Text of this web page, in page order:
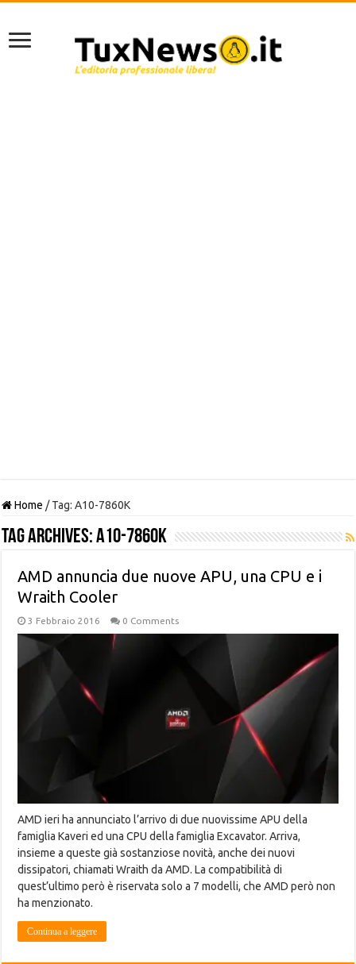
Home / Tag:A10-7860K
Tag Archives:A10-7860K
AMD annuncia due nuove APU, una CPU e i
Wraith Cooler
3 Febbraio 2016 0 Comments
AMD ieri ha annunciato l’arrivo di due nuovissime APU della
famiglia Kaveri ed una CPU della famiglia Excavator. Arriva,
insieme a queste già sostanziose novità, anche dei nuovi
dissipatori, chiamati Wraith da AMD. La compatibilità di
quest’ultimo però è riservata solo a 7 modelli, che AMD però non
ha menzionato.
Continua a leggere